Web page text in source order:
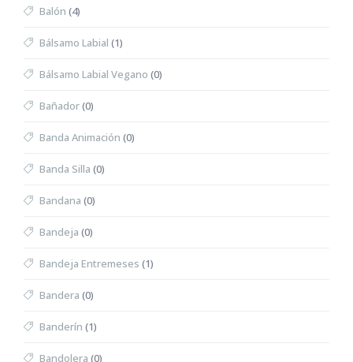
Balón (4)
Bálsamo Labial (1)
Bálsamo Labial Vegano (0)
Bañador(0)
Banda Animación (0)
Banda Silla (0)
Bandana (0)
Bandeja (0)
Bandeja Entremeses (1)
Bandera (0)
Banderín (1)
Bandolera (0)